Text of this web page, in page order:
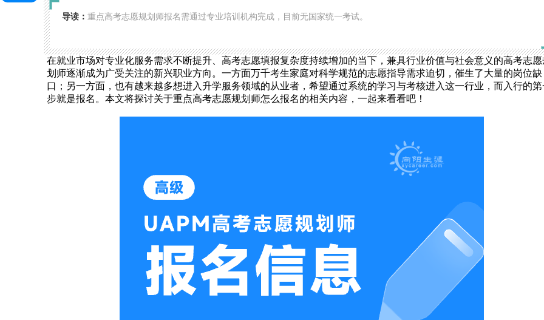
导读： 重点高考志愿规划师报名需通过专业培训机构完成，目前无国家统一考试。
在就业市场对专业化服务需求不断提升、高考志愿填报复杂度持续增加的当下，兼具行业价值与社会意义的高考志愿
划师逐渐成为广受关注的新兴职业方向。一方面万千考生家庭对科学规范的志愿指导需求迫切，催生了大量的岗位缺
口；另一方面，也有越来越多想进入升学服务领域的从业者，希望通过系统的学习与考核进入这一行业，而入行的第
步就是报名。本文将探讨关于重点高考志愿规划师怎么报名的相关内容，一起来看看吧！